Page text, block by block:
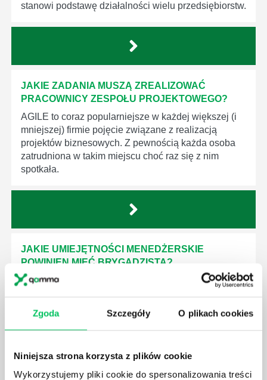
Zgoda Szczegóły O plikach cookies
Niniejsza strona korzysta z plików cookie
Wykorzystujemy pliki cookie do spersonalizowania treści
stanowi podstawę działalności wielu przedsiębiorstw.
JAKIE ZADANIA MUSZĄ ZREALIZOWAĆ
PRACOWNICY ZESPOŁU PROJEKTOWEGO?
AGILE to coraz popularniejsze w każdej większej (i
mniejszej) firmie pojęcie związane z realizacją
projektów biznesowych. Z pewnością każda osoba
zatrudniona w takim miejscu choć raz się z nim
spotkała.
JAKIE UMIEJĘTNOŚCI MENEDŻERSKIE
POWINIEN MIEĆ BRYGADZISTA?
Nawet zespół złożony z doskonale wykształconych i
nim odpowiedniego kierownictwa. Zawsze
niezbędna jest osoba nadzorująca wszystkie